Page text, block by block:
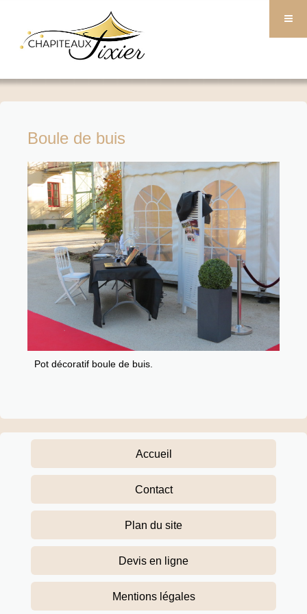
Boule de buis
Pot décoratif boule de buis.
Accueil
Contact
Plan du site
Devis en ligne
Mentions légales